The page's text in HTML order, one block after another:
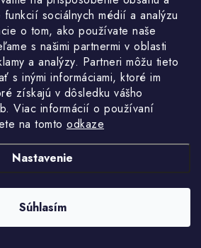
sociálnych médií a analýzu
o tom, ako používate naše
s našimi partnermi v oblasti
a analýzy. Partneri môžu tieto
s inými informáciami, ktoré im
získajú v dôsledku vášho
Viac informácií o používaní
na tomto odkaze
Nastavenie
Súhlasím
Momentálne nedostupné
DETAIL
System PRIME Drawer 2 Toolbox
box so 2 zásuvkami na kovových lištách,
Kód:57545